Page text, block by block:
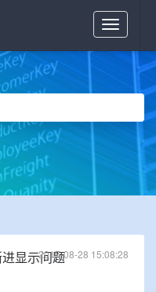
Toggle
navigation
显示问题2017-08-28 15:08:28